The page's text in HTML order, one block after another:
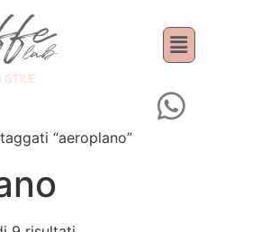
“aeroplano”